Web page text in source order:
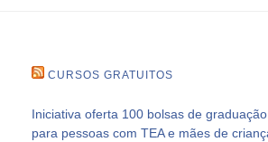
CURSOS GRATUITOS
Iniciativa oferta 100 bolsas de
para pessoas com TEA e mães de